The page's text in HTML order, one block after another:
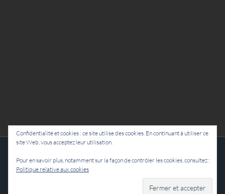
Facebook
Confidentialité et cookies : ce site utilise des cookies. En continuant à utiliser ce
site Web, vous acceptez leur utilisation.
Pour en savoir plus, notamment sur la façon de contrôler les cookies, consultez :
Politique relative aux cookies